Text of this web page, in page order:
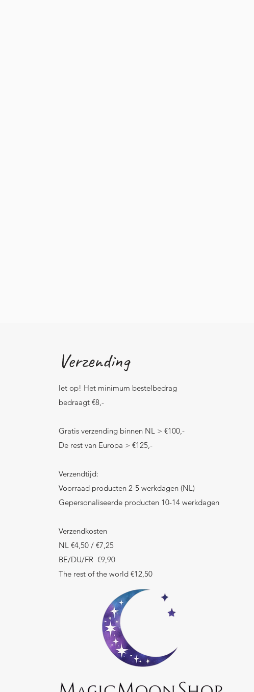
Verzending
let op! Het minimum bestelbedrag
bedraagt €8,-
Gratis verzending binnen NL > €100,-
De rest van Europa > €125,-
Verzendtijd:
Voorraad producten 2-5 werkdagen (NL)
Gepersonaliseerde producten 10-14 werkdagen
Verzendkosten
NL €4,50 / €7,25
BE/DU/FR €9,90
The rest of the world €12,50